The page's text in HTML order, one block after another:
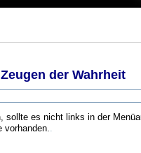
Zeugen der Wahrheit
sollte es nicht links in der